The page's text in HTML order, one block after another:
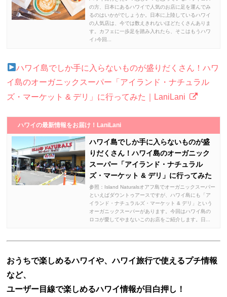
の方、日本にあるハワイで人気のお店に足を運んでみ
るのはいかがでしょうか。日本に上陸しているハワイ
の人気店は、今では数えきれないほどたくさんありま
す。カフェに一歩足を踏み入れたら、そこはもうハワ
イ♪今回...
ハワイ島でしか手に入らないものが盛りだくさん！ハワ
イ島のオーガニックスーパー「アイランド・ナチュラル
ズ・マーケット & デリ」に行ってみた｜LaniLani
ハワイの最新情報をお届け！LaniLani
ハワイ島でしか手に入らないものが盛
りだくさん！ハワイ島のオーガニック
スーパー「アイランド・ナチュラル
ズ・マーケット & デリ」に行ってみた
参照：Island Naturalsオアフ島でオーガニックスーパー
といえばダウントゥアースですが、ハワイ島にも「ア
イランド・ナチュラルズ・マーケット & デリ」という
オーガニックスーパーがあります。今回はハワイ島の
ロコが愛してやまないこのお店をご紹介します。日...
おうちで楽しめるハワイや、ハワイ旅行で使えるプチ情報
など、
ユーザー目線で楽しめるハワイ情報が目白押し！